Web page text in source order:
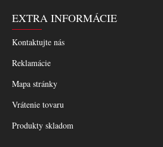
EXTRA INFORMÁCIE
Kontaktujte nás
Reklamácie
Mapa stránky
Vrátenie tovaru
Produkty skladom